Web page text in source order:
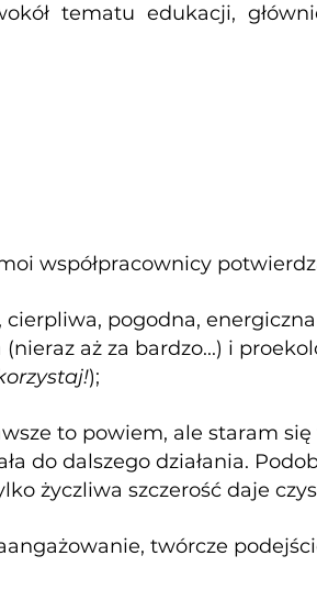
tematu edukacji,
współpracownicy
pogodna, energiczna
aż za bardzo...) i
);
to powiem, ale staram
do dalszego działania.
życzliwa szczerość daje
twórcze